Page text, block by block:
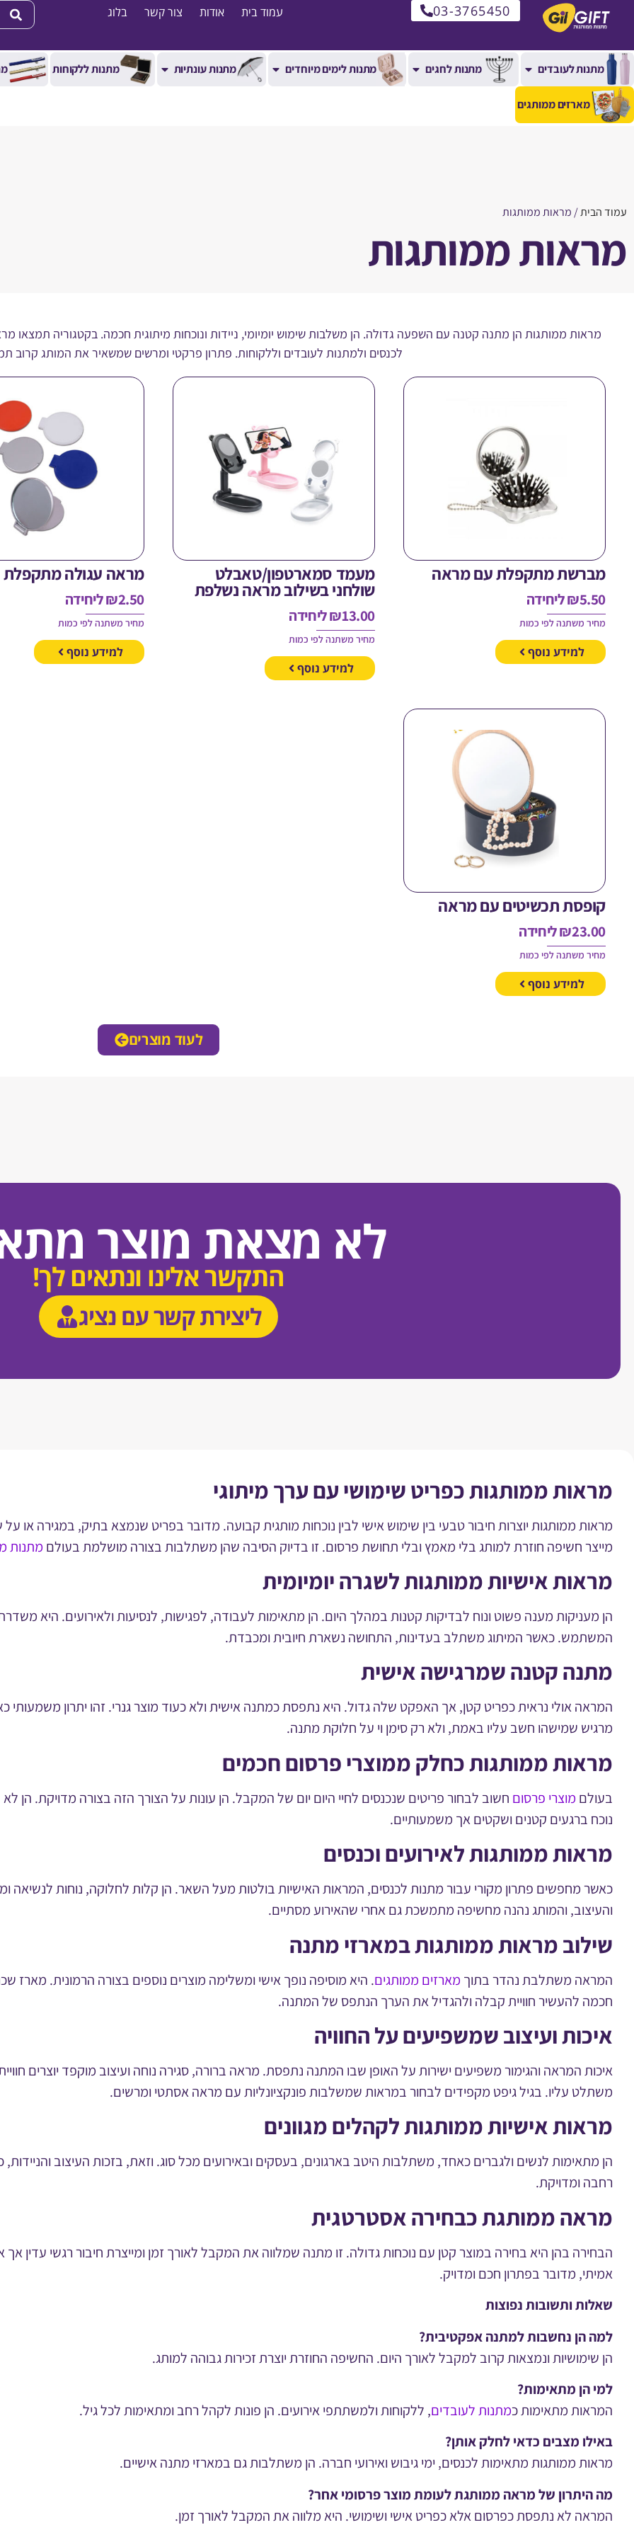
03-3765450 עמוד בית אודות צור קשר בלוג
מתנות לעובדים מתנות לחגים מתנות לימים מיוחדים מתנות עונתיות מתנות ללקוחות
מארזים ממותגים
עמוד הבית/ מראות ממותגות
מראות ממותגות
מראות ממותגות הן מתנה קטנה עם השפעה גדולה. הן משלבות שימוש יומיומי, ניידות ונוכחות מיתוגית חכמה. בקטגוריה תמצאו
לכנסים ולמתנות לעובדים וללקוחות. פתרון פרקטי ומרשים שמשאיר את המותג קרוב
מברשת מתקפלת עם מראה
₪5.50 ליחידה
מחיר משתנה לפי כמות
למידע נוסף
מעמד סמארטפון/טאבלט
שולחני בשילוב מראה נשלפת
₪13.00 ליחידה
מחיר משתנה לפי כמות
למידע נוסף
מראה עגולה מתקפלת
₪2.50 ליחידה
מחיר משתנה לפי כמות
למידע נוסף
קופסת תכשיטים עם מראה
₪23.00 ליחידה
מחיר משתנה לפי כמות
למידע נוסף
לעוד מוצרים
לא מצאת מוצר
התקשר אלינו ונתאים לך!
ליצירת קשר עם נציג
מראות ממותגות כפריט שימושי עם ערך מיתוגי
מראות ממותגות יוצרות חיבור טבעי בין שימוש אישי לבין נוכחות מותגית קבועה. מדובר בפריט שנמצא בתיק, במגירה
מייצר חשיפה חוזרת למותג בלי מאמץ ובלי תחושת פרסום. זו בדיוק הסיבה שהן משתלבות בצורה מושלמת בעולם מתנות
מראות אישיות ממותגות לשגרה יומיומית
הן מעניקות מענה פשוט ונוח לבדיקות קטנות במהלך היום. הן מתאימות לעבודה, לפגישות, לנסיעות ולאירועים. היא
המשתמש. כאשר המיתוג משתלב בעדינות, התחושה נשארת חיובית ומכבדת.
מתנה קטנה שמרגישה אישית
המראה אולי נראית כפריט קטן, אך האפקט שלה גדול. היא נתפסת כמתנה אישית ולא כעוד מוצר גנרי. זהו יתרון
מרגיש שמישהו חשב עליו באמת, ולא רק סימן וי על חלוקת מתנה.
מראות ממותגות כחלק ממוצרי פרסום חכמים
בעולם מוצרי פרסום חשוב לבחור פריטים שנכנסים לחיי היום יום של המקבל. הן עונות על הצורך הזה בצורה מדויקת. הן
נוכח ברגעים קטנים ושקטים אך משמעותיים.
מראות ממותגות לאירועים וכנסים
כאשר מחפשים פתרון מקורי עבור מתנות לכנסים, המראות האישיות בולטות מעל השאר. הן קלות לחלוקה, נוחות
והעיצוב, והמותג נהנה מחשיפה מתמשכת גם אחרי שהאירוע מסתיים.
שילוב מראות ממותגות במארזי מתנה
המראה משתלבת נהדר בתוך מארזים ממותגים. היא מוסיפה נופך אישי ומשלימה מוצרים נוספים בצורה הרמונית.
חכמה להעשיר חוויית קבלה ולהגדיל את הערך הנתפס של המתנה.
איכות ועיצוב שמשפיעים על החוויה
איכות המראה והגימור משפיעים ישירות על האופן שבו המתנה נתפסת. מראה ברורה, סגירה נוחה ועיצוב מוקפד יוצרים
משתלט עליו. בגיל גיפט מקפידים לבחור במראות שמשלבות פונקציונליות עם מראה אסתטי ומרשים.
מראות אישיות ממותגות לקהלים מגוונים
הן מתאימות לנשים ולגברים כאחד, משתלבות היטב בארגונים, בעסקים ובאירועים מכל סוג. וזאת, בזכות העיצוב
רחבה ומדויקת.
מראה ממותגת כבחירה אסטרטגית
הבחירה בהן היא בחירה במוצר קטן עם נוכחות גדולה. זו מתנה שמלווה את המקבל לאורך זמן ומייצרת חיבור רגשי עדין
אמיתי, מדובר בפתרון חכם ומדויק.
שאלות ותשובותנפוצות
למה הן נחשבות למתנה אפקטיבית?
הן שימושיות ונמצאות קרוב למקבל לאורך היום. החשיפה החוזרת יוצרת זכירות גבוהה למותג.
למי הן מתאימות?
המראות מתאימות כמתנות לעובדים, ללקוחות ולמשתתפי אירועים. הן פונות לקהל רחב ומתאימות לכל גיל.
באילו מצבים כדאי לחלק אותן?
מראות ממותגות מתאימות לכנסים, ימי גיבוש ואירועי חברה. הן משתלבות גם במארזי מתנה אישיים.
מה היתרון של מראה ממותגת לעומת מוצר פרסומי אחר?
המראה לא נתפסת כפרסום אלא כפריט אישי ושימושי. היא מלווה את המקבל לאורך זמן.